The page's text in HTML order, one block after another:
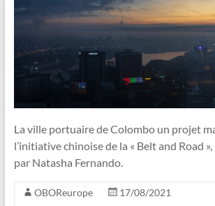
La ville portuaire de Colombo un projet
l’initiative chinoise de la « Belt and Road
par Natasha Fernando.
OBOReurope
17/08/2021